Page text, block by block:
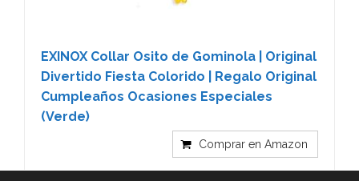
EXINOX Collar Osito de Gominola | Original
Divertido Fiesta Colorido | Regalo Original
Cumpleaños Ocasiones Especiales
(Verde)
Comprar en Amazon